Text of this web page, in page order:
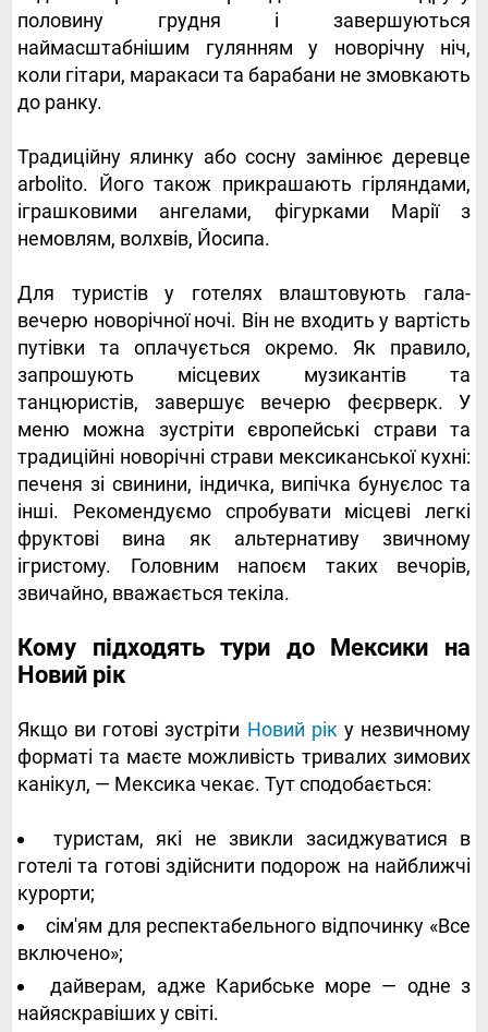
половину грудня і завершуються
наймасштабнішим гулянням у новорічну ніч,
коли гітари, маракаси та барабани не змовкають
до ранку.
Традиційну ялинку або сосну замінює деревце
arbolito. Його також прикрашають гірляндами,
іграшковими ангелами, фігурками Марії з
немовлям, волхвів, Йосипа.
Для туристів у готелях влаштовують гала-
вечерю новорічної ночі. Він не входить у вартість
путівки та оплачується окремо. Як правило,
запрошують місцевих музикантів та
танцюристів, завершує вечерю феєрверк. У
меню можна зустріти європейські страви та
традиційні новорічні страви мексиканської кухні:
печеня зі свинини, індичка, випічка бунуєлос та
інші. Рекомендуємо спробувати місцеві легкі
фруктові вина як альтернативу звичному
ігристому. Головним напоєм таких вечорів,
звичайно, вважається текіла.
Кому підходять тури до Мексики на
Новий рік
Якщо ви готові зустріти Новий рік у незвичному
форматі та маєте можливість тривалих зимових
канікул, — Мексика чекає. Тут сподобається:
туристам, які не звикли засиджуватися в
готелі та готові здійснити подорож на найближчі
курорти;
сім'ям для респектабельного відпочинку «Все
включено»;
дайверам, адже Карибське море — одне з
найяскравіших у світі.